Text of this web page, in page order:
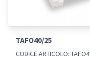
TAFO40/25
CODICE ARTICOLO: